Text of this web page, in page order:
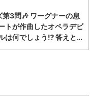
3問🎶 ワーグナーの息
トが作曲したオペラデビ
は何でしょう⁉️ 答えと…